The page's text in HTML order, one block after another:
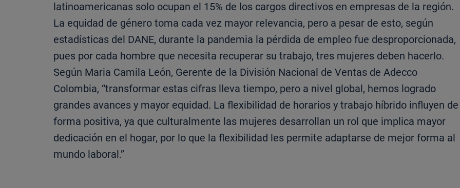
latinoamericanas solo ocupan el 15% de los cargos directivos en empresas de la región.
La equidad de género toma cada vez mayor relevancia, pero a pesar de esto, según
estadísticas del DANE, durante la pandemia la pérdida de empleo fue desproporcionada,
pues por cada hombre que necesita recuperar su trabajo, tres mujeres deben hacerlo.
Según Maria Camila León, Gerente de la División Nacional de Ventas de Adecco
Colombia, “transformar estas cifras lleva tiempo, pero a nivel global, hemos logrado
grandes avances y mayor equidad. La flexibilidad de horarios y trabajo híbrido influyen de
forma positiva, ya que culturalmente las mujeres desarrollan un rol que implica mayor
dedicación en el hogar, por lo que la flexibilidad les permite adaptarse de mejor forma al
mundo laboral.”